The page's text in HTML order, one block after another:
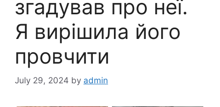
згадував про неї.
Я вирішила його
провчити
July 29, 2024 by admin